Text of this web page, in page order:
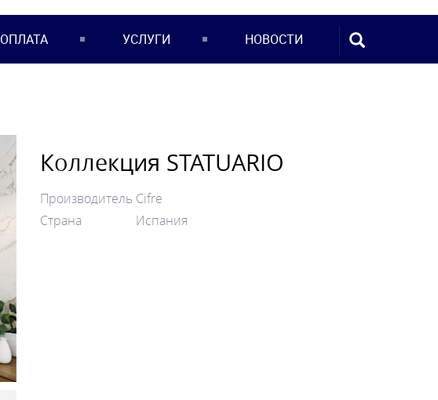
ОПЛАТА УСЛУГИ НОВОСТИ
Коллекция STATUARIO
Производитель Cifre
Страна
Испания